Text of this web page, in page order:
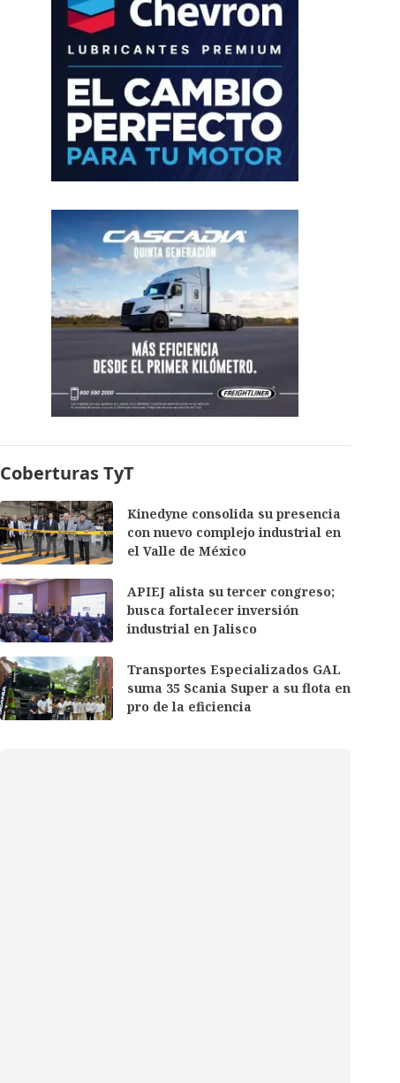
Coberturas TyT
Kinedyne consolida su presencia
con nuevo complejo industrial en
el Valle de México
APIEJ alista su tercer congreso;
busca fortalecer inversión
industrial en Jalisco
Transportes Especializados GAL
suma 35 Scania Super a su flota en
pro de la eficiencia